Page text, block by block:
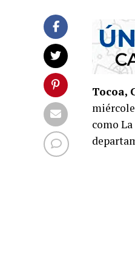
Tocoa,
como